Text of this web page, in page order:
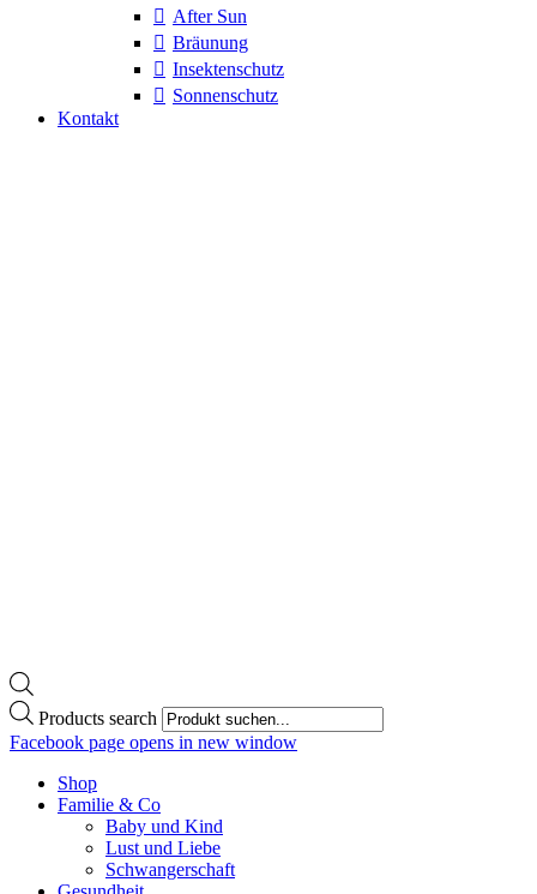
After Sun
Bräunung
Insektenschutz
Sonnenschutz
Kontakt
Products search
Facebook page opens in new window
Shop
Familie & Co
Baby und Kind
Lust und Liebe
Schwangerschaft